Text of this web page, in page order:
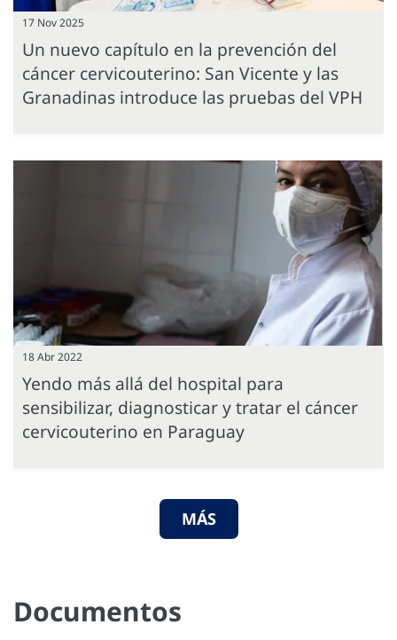
17 Nov 2025
Un nuevo capítulo en la prevención del
cáncer cervicouterino: San Vicente y las
Granadinas introduce las pruebas del VPH
18 Abr 2022
Yendo más allá del hospital para
sensibilizar, diagnosticar y tratar el cáncer
cervicouterino en Paraguay
MÁS
Documentos